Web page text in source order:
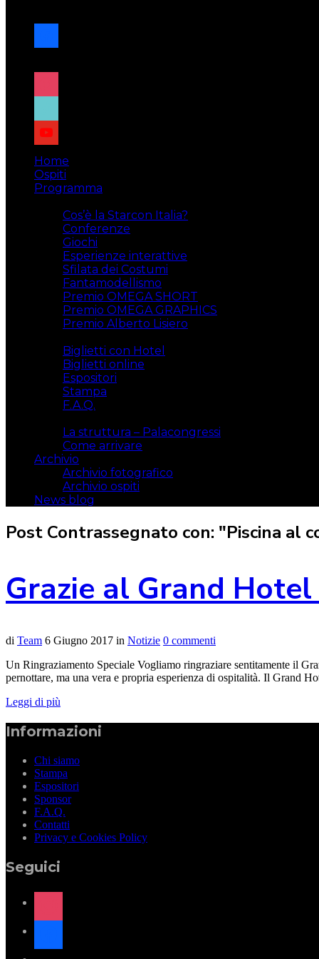
facebook
x
instagram
tiktok
youtube
Home
Ospiti
Programma
Cos’è la Starcon Italia?
Conferenze
Giochi
Esperienze interattive
Sfilata dei Costumi
Fantamodellismo
Premio OMEGA SHORT
Premio OMEGA GRAPHICS
Premio Alberto Lisiero
Biglietti con Hotel
Biglietti online
Espositori
Stampa
F.A.Q.
La struttura – Palacongressi
Come arrivare
Archivio
Archivio fotografico
Archivio ospiti
News blog
Post Contrassegnato con: "Piscina al
Grazie al Grand
di Team 6 Giugno 2017 in Notizie 0 commenti
Un Ringraziamento Speciale Vogliamo ringraziare sentitamente il
pernottare, ma una vera e propria esperienza di ospitalità. Il Grand
Leggi di più
Informazioni
Chi siamo
Stampa
Espositori
Sponsor
F.A.Q.
Contatti
Privacy e Cookies Policy
Seguici
instagram
facebook
x